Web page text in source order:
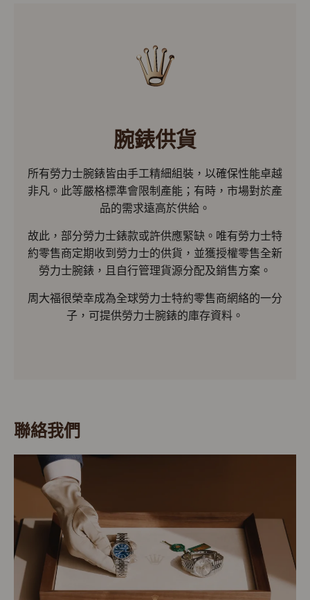
腕錶供貨
所有勞力士腕錶皆由手工精細組裝，以確保性能卓越
非凡。此等嚴格標準會限制產能；有時，市場對於產
品的需求遠高於供給。
故此，部分勞力士錶款或許供應緊缺。唯有勞力士特
約零售商定期收到勞力士的供貨，並獲授權零售全新
勞力士腕錶，且自行管理貨源分配及銷售方案。
周大福很榮幸成為全球勞力士特約零售商網絡的一分
子，可提供勞力士腕錶的庫存資料。
聯絡我們